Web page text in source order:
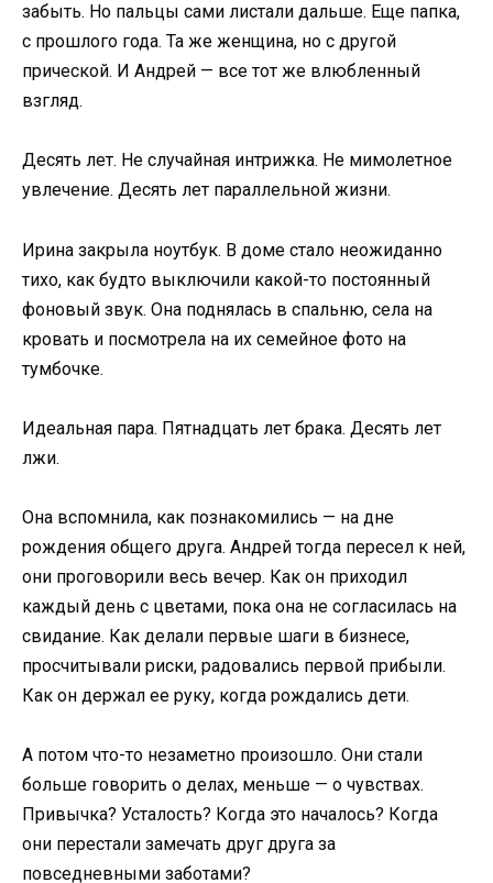
забыть. Но пальцы сами листали дальше. Еще папка,
с прошлого года. Та же женщина, но с другой
прической. И Андрей — все тот же влюбленный
взгляд.
Десять лет. Не случайная интрижка. Не мимолетное
увлечение. Десять лет параллельной жизни.
Ирина закрыла ноутбук. В доме стало неожиданно
тихо, как будто выключили какой-то постоянный
фоновый звук. Она поднялась в спальню, села на
кровать и посмотрела на их семейное фото на
тумбочке.
Идеальная пара. Пятнадцать лет брака. Десять лет
лжи.
Она вспомнила, как познакомились — на дне
рождения общего друга. Андрей тогда пересел к ней,
они проговорили весь вечер. Как он приходил
каждый день с цветами, пока она не согласилась на
свидание. Как делали первые шаги в бизнесе,
просчитывали риски, радовались первой прибыли.
Как он держал ее руку, когда рождались дети.
А потом что-то незаметно произошло. Они стали
больше говорить о делах, меньше — о чувствах.
Привычка? Усталость? Когда это началось? Когда
они перестали замечать друг друга за
повседневными заботами?